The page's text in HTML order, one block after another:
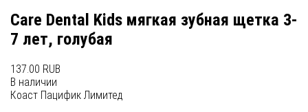
Care Dental Kids мягкая зубная щетка 3-
7 лет, голубая
137.00 RUB
В наличии
Коаст Пацифик Лимитед